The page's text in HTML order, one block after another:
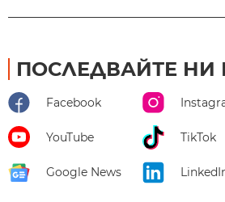
ПОСЛЕДВАЙТЕ НИ
Facebook
YouTube TikTok
Google News